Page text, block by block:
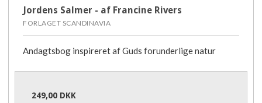
Jordens Salmer - af Francine Rivers
FORLAGET SCANDINAVIA
Andagtsbog inspireret af Guds forunderlige natur
249,00 DKK